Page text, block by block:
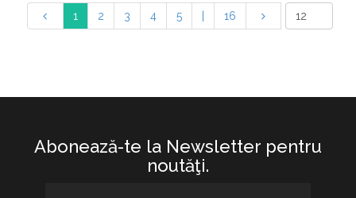
1 2 3 4 5 16
Abonează-te la Newsletter pentru
noutăţi.